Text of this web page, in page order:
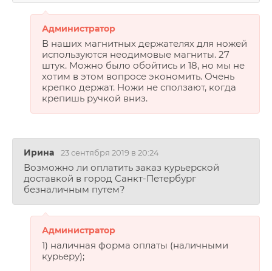
Напишите нам
Оплата
Администратор
В наших магнитных держателях для ножей
используются неодимовые магниты. 27
штук. Можно было обойтись и 18, но мы не
хотим в этом вопросе экономить. Очень
крепко держат. Ножи не сползают, когда
крепишь ручкой вниз.
Ирина 23 сентября 2019 в 20:24
Возможно ли оплатить заказ курьерской
доставкой в город Санкт-Петербург
безналичным путем?
Администратор
1) наличная форма оплаты (наличными
курьеру);